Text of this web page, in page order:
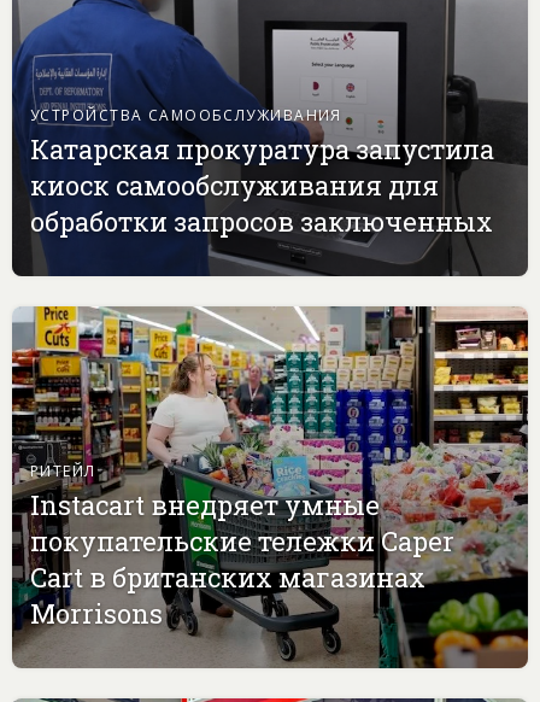
УСТРОЙСТВА САМООБСЛУЖИВАНИЯ
Катарская прокуратура запустила
киоск самообслуживания для
обработки запросов заключенных
РИТЕЙЛ
Instacart внедряет умные
покупательские тележки Caper
Cart в британских магазинах
Morrisons